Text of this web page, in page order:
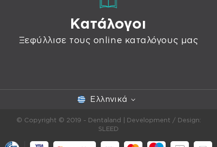
Κατάλογοι
Ξεφύλλισε τους online καταλόγους μας
Ελληνικά
© Copyright © 2019 - Dentaland |
Development / Design:
SLEED